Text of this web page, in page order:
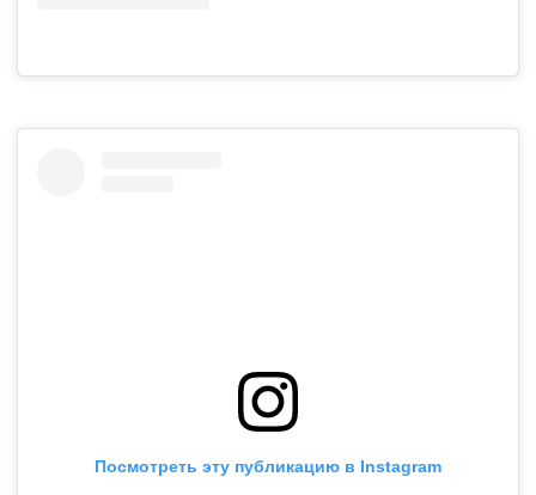
Посмотреть эту публикацию в Instagram